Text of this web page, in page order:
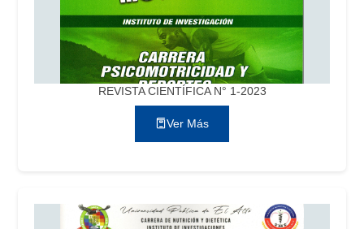
REVISTA CIENTÍFICA N° 1-2023
Ver Más